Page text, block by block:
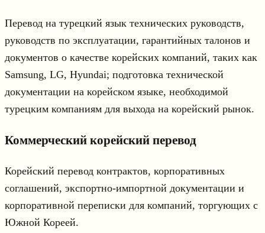
Перевод на турецкий язык технических руководств,
руководств по эксплуатации, гарантийных талонов и
документов о качестве корейских компаний, таких как
Samsung, LG, Hyundai; подготовка технической
документации на корейском языке, необходимой
турецким компаниям для выхода на корейский рынок.
Коммерческий корейский перевод
Корейский перевод контрактов, корпоративных
соглашений, экспортно-импортной документации и
корпоративной переписки для компаний, торгующих с
Южной Кореей.